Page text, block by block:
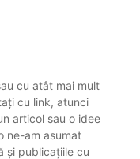
cu atât mai mult
cu link, atunci
articol sau o idee
ne-am asumat
și publicațiile cu